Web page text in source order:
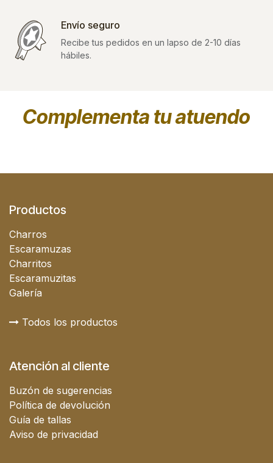
Envío seguro
Recibe tus pedidos en un lapso de 2-10 días
hábiles.
Complementa tu atuendo
Productos
Charros
Escaramuzas
Charritos
Escaramuzitas
Galería
Todos los productos
Atención al cliente
Buzón de sugerencias
Política de devolución
Guía de tallas
Aviso de privacidad